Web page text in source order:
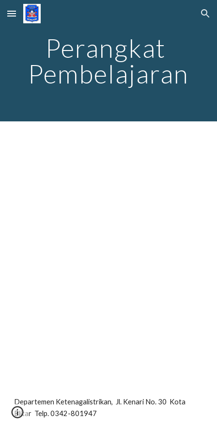
Skip to main content Skip to navigation
Perangkat
Pembelajaran
Departemen Ketenagalistrikan,  Jl. Kenari No. 30  Kota
Blitar  Telp. 0342-801947